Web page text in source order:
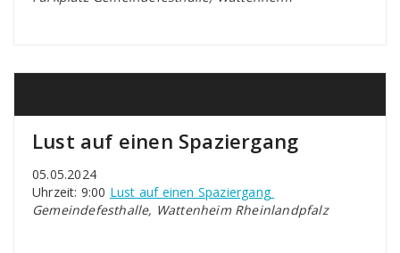
Lust auf einen Spaziergang
05.05.2024
Uhrzeit: 9:00 Lust auf einen Spaziergang
Gemeindefesthalle, Wattenheim Rheinlandpfalz